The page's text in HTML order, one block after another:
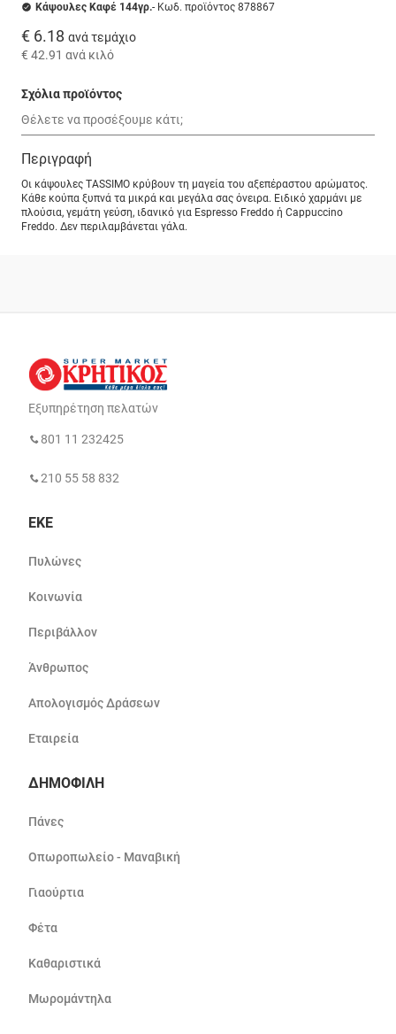
Κάψουλες Καφέ 144γρ.- Κωδ. προϊόντος 878867
€ 6.18 ανά τεμάχιο
€ 42.91 ανά κιλό
Σχόλια προϊόντος
Περιγραφή
Οι κάψουλες TASSIMO κρύβουν τη μαγεία του αξεπέραστου αρώματος.
Κάθε κούπα ξυπνά τα μικρά και μεγάλα σας όνειρα. Ειδικό χαρμάνι με
πλούσια, γεμάτη γεύση, ιδανικό για Espresso Freddo ή Cappuccino
Freddo. Δεν περιλαμβάνεται γάλα.
Εξυπηρέτηση πελατών
801 11 232425
210 55 58 832
ΕΚΕ
Πυλώνες
Κοινωνία
Περιβάλλον
Άνθρωπος
Απολογισμός Δράσεων
Εταιρεία
ΔΗΜΟΦΙΛΗ
Πάνες
Οπωροπωλείο - Μαναβική
Γιαούρτια
Φέτα
Καθαριστικά
Μωρομάντηλα